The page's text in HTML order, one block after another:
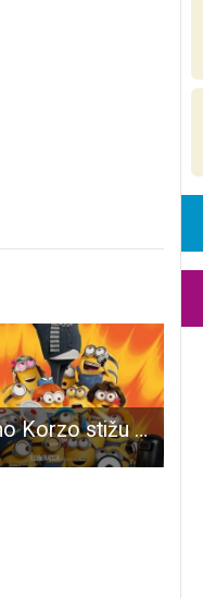
U kino Korzo stižu “Malci 2”